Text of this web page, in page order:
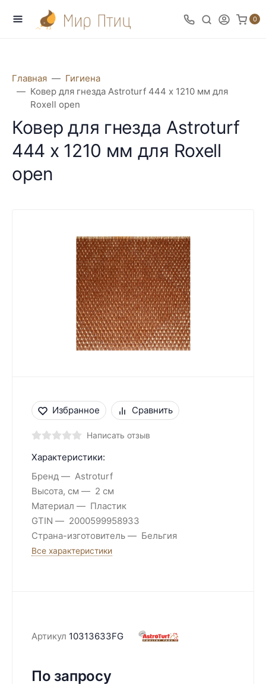
0
Главная
Гигиена
Ковер для гнезда Astroturf 444 х 1210 мм для
Roxell open
Ковер для гнезда Astroturf
444 х 1210 мм для Roxell
open
Избранное Сравнить
Написать отзыв
Характеристики:
Бренд
Astroturf
Высота, см
2 см
Материал
Пластик
GTIN
2000599958933
Страна-изготовитель
Бельгия
Все характеристики
Артикул 10313633FG
По запросу